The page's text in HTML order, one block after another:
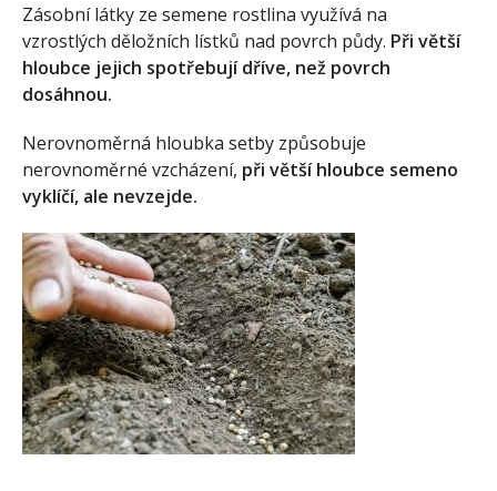
Zásobní látky ze semene rostlina využívá na
vzrostlých děložních lístků nad povrch půdy. Při větší
hloubce jejich spotřebují dříve, než povrch
dosáhnou.
Nerovnoměrná hloubka setby způsobuje
nerovnoměrné vzcházení, při větší hloubce semeno
vyklíčí, ale nevzejde.